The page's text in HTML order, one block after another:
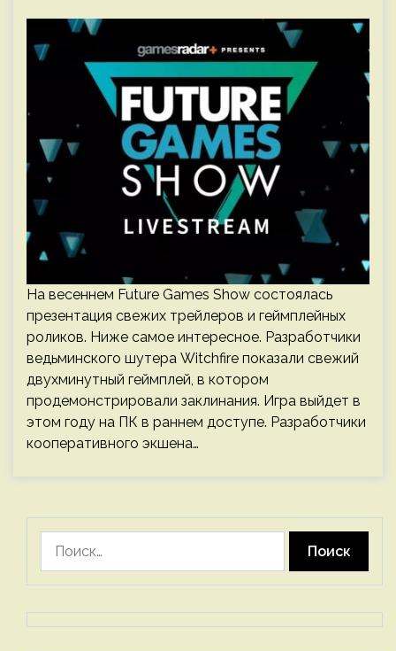
На весеннем Future Games Show состоялась
презентация свежих трейлеров и геймплейных
роликов. Ниже самое интересное. Разработчики
ведьминского шутера Witchfire показали свежий
двухминутный геймплей, в котором
продемонстрировали заклинания. Игра выйдет в
этом году на ПК в раннем доступе. Разработчики
кооперативного экшена…